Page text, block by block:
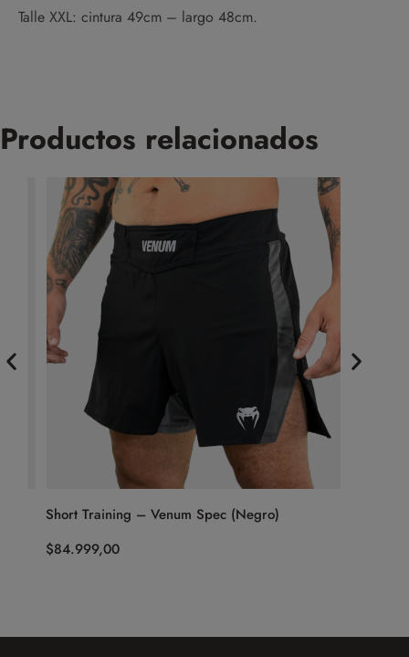
Talle XXL: cintura 49cm – largo 48cm.
Productos relacionados
Short Training – Venum Spec (Negro)
84.999,00